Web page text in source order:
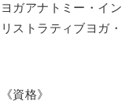
ヨガアナトミー・イ
リストラティブヨガ
《資格》